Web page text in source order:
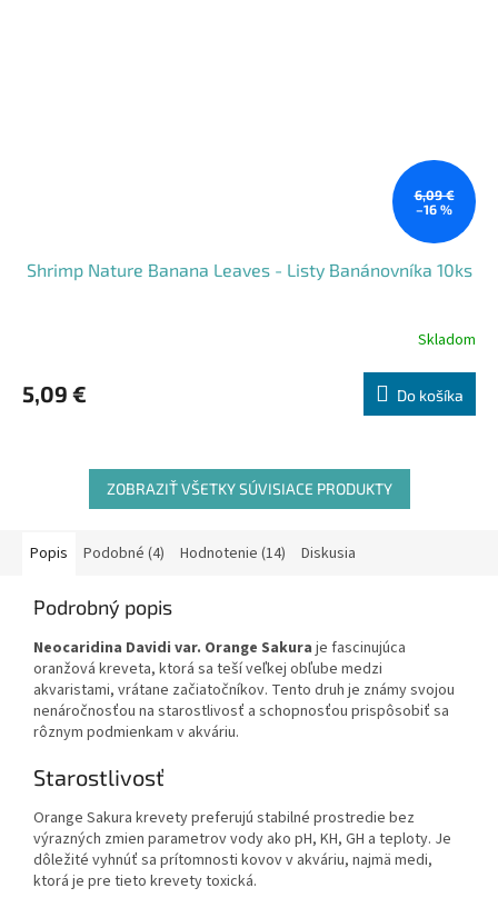
6,09 €
–16 %
Shrimp Nature Banana Leaves - Listy Banánovníka 10ks
Skladom
5,09 € Do košíka
ZOBRAZIŤ VŠETKY SÚVISIACE PRODUKTY
Popis Podobné (4) Hodnotenie (14) Diskusia
Podrobný popis
Neocaridina Davidi var. Orange Sakura je fascinujúca
oranžová kreveta, ktorá sa teší veľkej obľube medzi
akvaristami, vrátane začiatočníkov. Tento druh je známy svojou
nenáročnosťou na starostlivosť a schopnosťou prispôsobiť sa
rôznym podmienkam v akváriu.
Starostlivosť
Orange Sakura krevety preferujú stabilné prostredie bez
výrazných zmien parametrov vody ako pH, KH, GH a teploty. Je
dôležité vyhnúť sa prítomnosti kovov v akváriu, najmä medi,
ktorá je pre tieto krevety toxická.